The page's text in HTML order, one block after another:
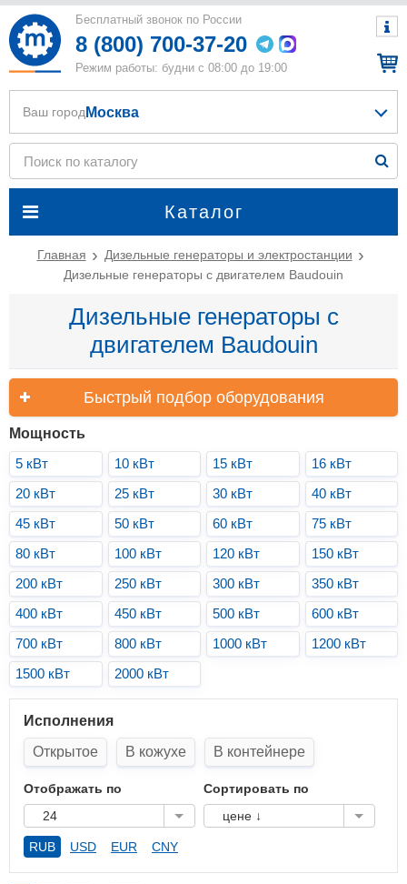
Бесплатный звонок по России
8 (800) 700-37-20
Режим работы: будни с 08:00 до 19:00
Каталог
Ваш город Москва
Главная
Дизельные генераторы и электростанции
Дизельные генераторы с двигателем Baudouin
Дизельные генераторы с
двигателем Baudouin
Быстрый подбор оборудования
Мощность
5 кВт
10 кВт 15 кВт
16 кВт
20 кВт
25 кВт 30 кВт
40 кВт
45 кВт
50 кВт 60 кВт
75 кВт
80 кВт
100 кВт 120 кВт
150 кВт
200 кВт
250 кВт 300 кВт
350 кВт
400 кВт
450 кВт 500 кВт
600 кВт
700 кВт
800 кВт 1000 кВт
1200 кВт
1500 кВт
2000 кВт
Исполнения
Открытое
В кожухе В контейнере
Отображать по
24
Сортировать по
цене ↓
RUB USD EUR CNY